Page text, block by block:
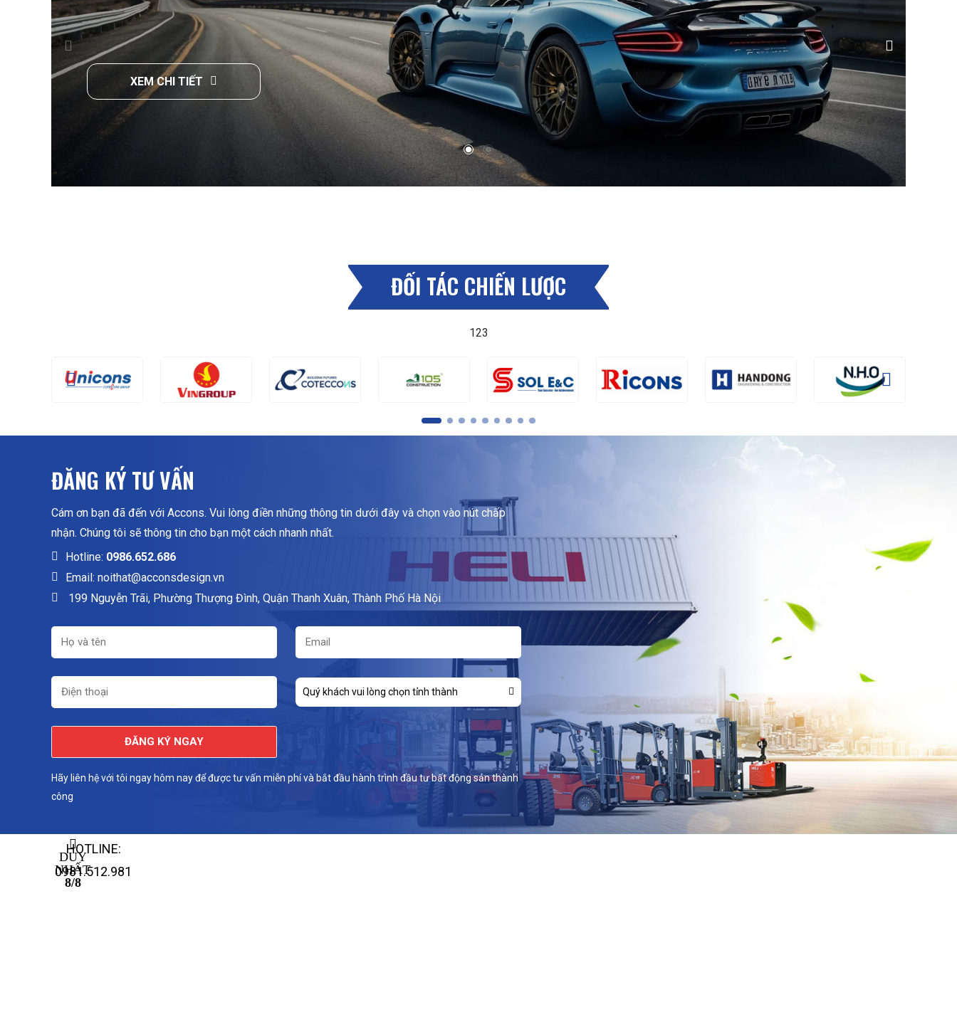
XEM CHI TIẾT
ĐỐI TÁC CHIẾN LƯỢC
123
ĐĂNG KÝ TƯ VẤN
Cám ơn bạn đã đến với Accons. Vui lòng điền những thông tin dưới đây và chọn vào nút chấp
nhận. Chúng tôi sẽ thông tin cho bạn một cách nhanh nhất.
Hotline: 0986.652.686
Email: noithat@acconsdesign.vn
199 Nguyễn Trãi, Phường Thượng Đình, Quận Thanh Xuân, Thành Phố Hà Nội
Quý khách vui lòng chọn tỉnh thành
ĐĂNG KÝ NGAY
Hãy liên hệ với tôi ngay hôm nay để được tư vấn miễn phí và bắt đầu hành trình đầu tư bất động sản thành
công
DUY
NHẤT
8/8
HOTLINE:
0981.512.981